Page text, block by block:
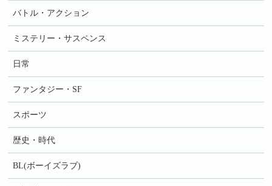
バトル・アクション
ミステリー・サスペンス
日常
ファンタジー・SF
スポーツ
歴史・時代
BL(ボーイズラブ)